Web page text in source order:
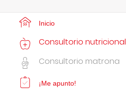
Inicio
Consultorio nutricional
Consultorio matrona
¡Me apunto!